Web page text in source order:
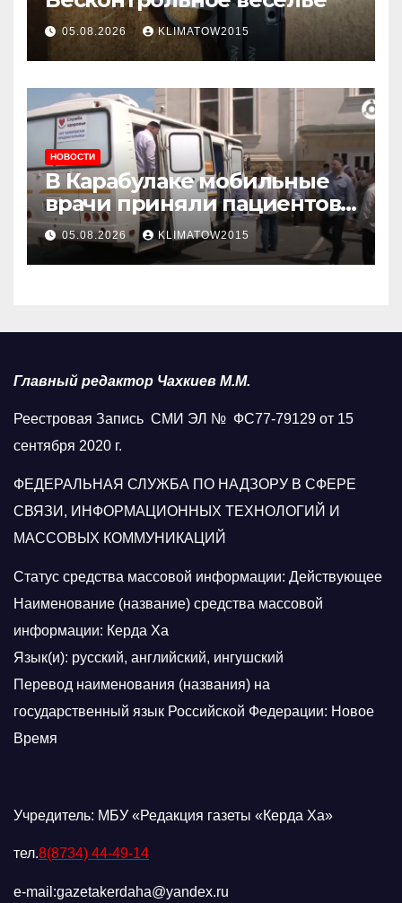
05.08.2026 KLIMATOW2015
НОВОСТИ
В Карабулаке мобильные
врачи приняли пациентов
у стен мечети
05.08.2026 KLIMATOW2015
Главный редактор Чахкиев М.М.
Реестровая Запись СМИ ЭЛ № ФС77-79129 от 15
сентября 2020 г.
ФЕДЕРАЛЬНАЯ СЛУЖБА ПО НАДЗОРУ В СФЕРЕ
СВЯЗИ, ИНФОРМАЦИОННЫХ ТЕХНОЛОГИЙ И
МАССОВЫХ КОММУНИКАЦИЙ
Статус средства массовой информации: Действующее
Наименование (название) средства массовой
информации: Керда Ха
Язык(и): русский, английский, ингушский
Перевод наименования (названия) на
государственный язык Российской Федерации: Новое
Время
Учредитель: МБУ «Редакция газеты «Керда Ха»
тел.8(8734) 44-49-14
e-mail:gazetakerdaha@yandex.ru